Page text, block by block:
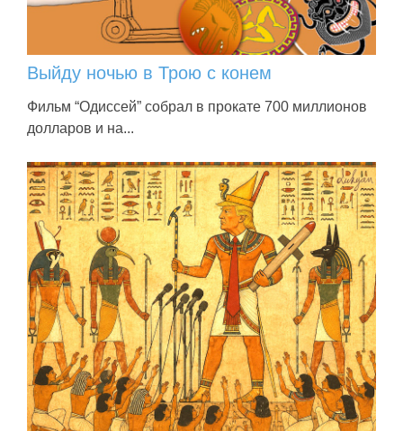
Выйду ночью в Трою с конем
Фильм “Одиссей” собрал в прокате 700 миллионов
долларов и на...